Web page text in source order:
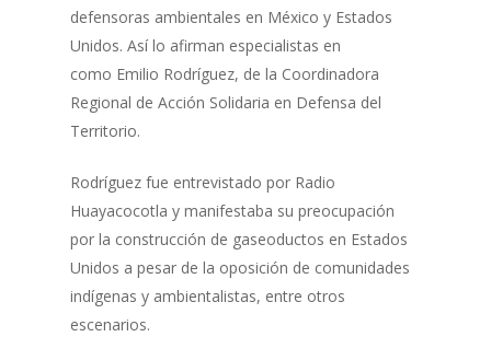
defensoras ambientales en México y Estados
Unidos. Así lo afirman especialistas en
como Emilio Rodríguez, de la Coordinadora
Regional de Acción Solidaria en Defensa del
Territorio.
Rodríguez fue entrevistado por Radio
Huayacocotla y manifestaba su preocupación
por la construcción de gaseoductos en Estados
Unidos a pesar de la oposición de comunidades
indígenas y ambientalistas, entre otros
escenarios.